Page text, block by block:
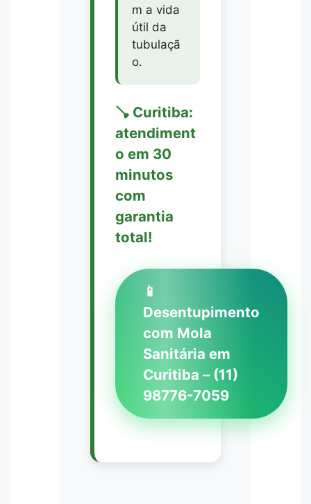
m a vida
útil da
tubulaçã
o.
🪠 Curitiba:
atendiment
o em 30
minutos
com
garantia
total!
📱
Desentupimento
com Mola
Sanitária em
Curitiba – (11)
98776-7059